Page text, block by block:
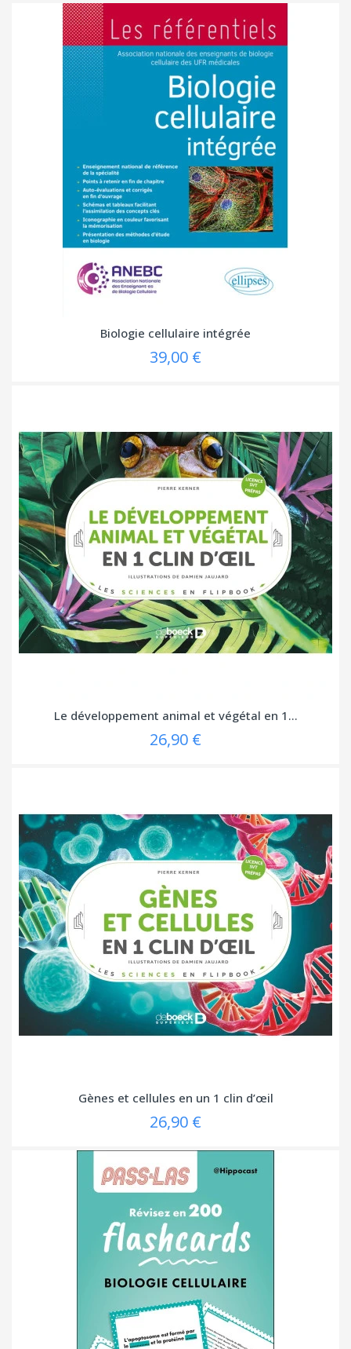
Biologie cellulaire intégrée
39,00 €
Le développement animal et végétal en 1...
26,90 €
Gènes et cellules en un 1 clin d’œil
26,90 €